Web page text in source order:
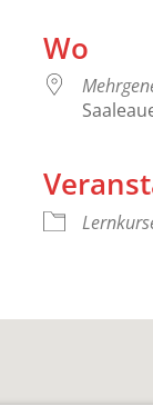
iCalendar
Wo